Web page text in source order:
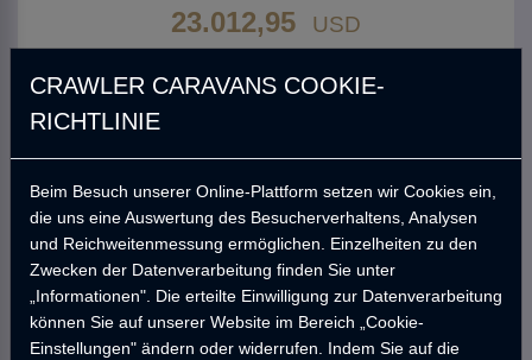
23.012,95 USD
Gehen Sie zu Produkt
CRAWLER CARAVANS COOKIE-
RICHTLINIE
Beim Besuch unserer Online-Plattform setzen wir Cookies ein,
die uns eine Auswertung des Besucherverhaltens, Analysen
und Reichweitenmessung ermöglichen. Einzelheiten zu den
Zwecken der Datenverarbeitung finden Sie unter
„Informationen". Die erteilte Einwilligung zur Datenverarbeitung
können Sie auf unserer Website im Bereich „Cookie-
Einstellungen" ändern oder widerrufen. Indem Sie auf die